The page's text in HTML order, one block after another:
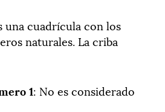
una cuadrícula con los
naturales. La criba
1: No es considerado